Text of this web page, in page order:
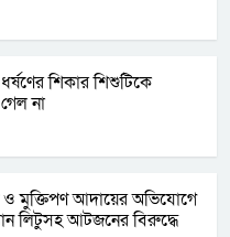
শিকার শিশুটিকে
না
মুক্তিপণ আদায়ের অভিযোগে
লিটুসহ আটজনের বিরুদ্ধে